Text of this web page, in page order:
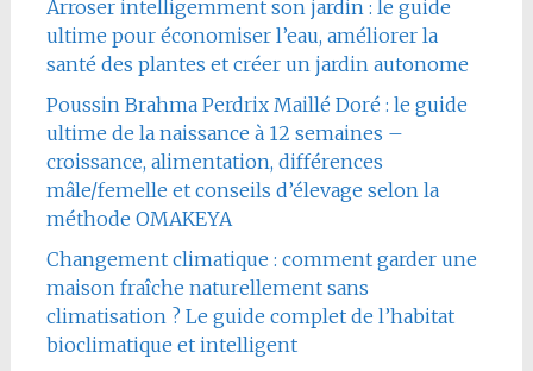
Arroser intelligemment son jardin : le guide
ultime pour économiser l’eau, améliorer la
santé des plantes et créer un jardin autonome
Poussin Brahma Perdrix Maillé Doré : le guide
ultime de la naissance à 12 semaines –
croissance, alimentation, différences
mâle/femelle et conseils d’élevage selon la
méthode OMAKEYA
Changement climatique : comment garder une
maison fraîche naturellement sans
climatisation ? Le guide complet de l’habitat
bioclimatique et intelligent